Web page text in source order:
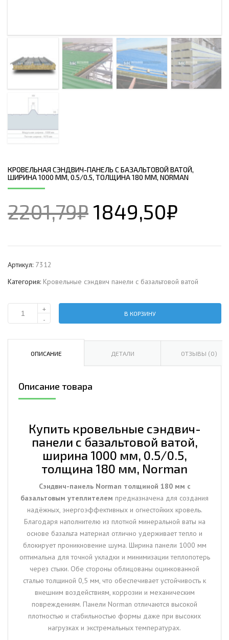
КРОВЕЛЬНАЯ СЭНДВИЧ-ПАНЕЛЬ С БАЗАЛЬТОВОЙ ВАТОЙ,
ШИРИНА 1000 ММ, 0.5/0.5, ТОЛЩИНА 180 ММ, NORMAN
2201,79₽ 1849,50₽
Артикул: 7312
Категория: Кровельные сэндвич панели c базальтовой ватой
Количество
сэндвич-
ватой,
ширина
0.5/0.5,
толщина
+
-
В КОРЗИНУ
ОПИСАНИЕ ДЕТАЛИ ОТЗЫВЫ (0)
Описание товара
Купить кровельные сэндвич-
панели с базальтовой ватой,
ширина 1000 мм, 0.5/0.5,
толщина 180 мм, Norman
Сэндвич-панель Norman толщиной 180 мм с
базальтовым утеплителем предназначена для создания
надёжных, энергоэффективных и огнестойких кровель.
Благодаря наполнителю из плотной минеральной ваты на
основе базальта материал отлично удерживает тепло и
блокирует проникновение шума. Ширина панели 1000 мм
оптимальна для точной укладки и минимизации теплопотерь
через стыки. Обе стороны облицованы оцинкованной
сталью толщиной 0,5 мм, что обеспечивает устойчивость к
внешним воздействиям, коррозии и механическим
повреждениям. Панели Norman отличаются высокой
плотностью и стабильностью формы даже при высоких
нагрузках и экстремальных температурах.